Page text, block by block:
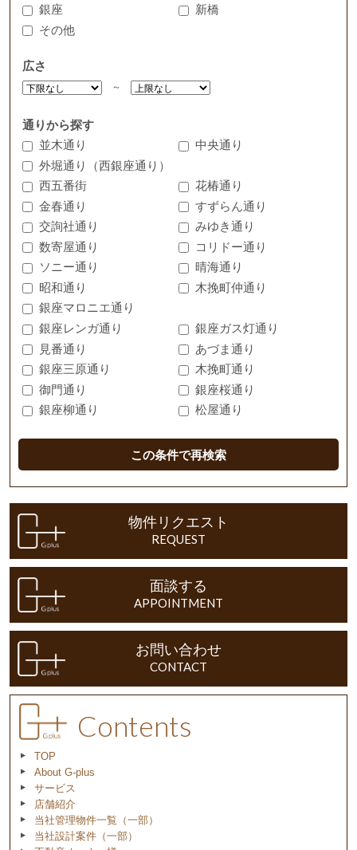
銀座
新橋
その他
広さ
～
通りから探す
並木通り
中央通り
外堀通り（西銀座通り）
西五番街
花椿通り
金春通り
すずらん通り
交詢社通り
みゆき通り
数寄屋通り
コリドー通り
ソニー通り
晴海通り
昭和通り
木挽町仲通り
銀座マロニエ通り
銀座レンガ通り
銀座ガス灯通り
見番通り
あづま通り
銀座三原通り
木挽町通り
御門通り
銀座桜通り
銀座柳通り
松屋通り
この条件で再検索
物件リクエスト
REQUEST
面談する
APPOINTMENT
お問い合わせ
CONTACT
Contents
TOP
About G-plus
サービス
店舗紹介
当社管理物件一覧（一部）
当社設計案件（一部）